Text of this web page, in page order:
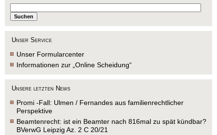
Unser Service
Unser Formularcenter
Informationen zur „Online Scheidung“
Unsere letzten News
Promi -Fall: Ulmen / Fernandes aus familienrechtlicher
Perspektive
Beamtenrecht: ist ein Beamter nach 816mal zu spät kündbar?
BVerwG Leipzig Az. 2 C 20/21